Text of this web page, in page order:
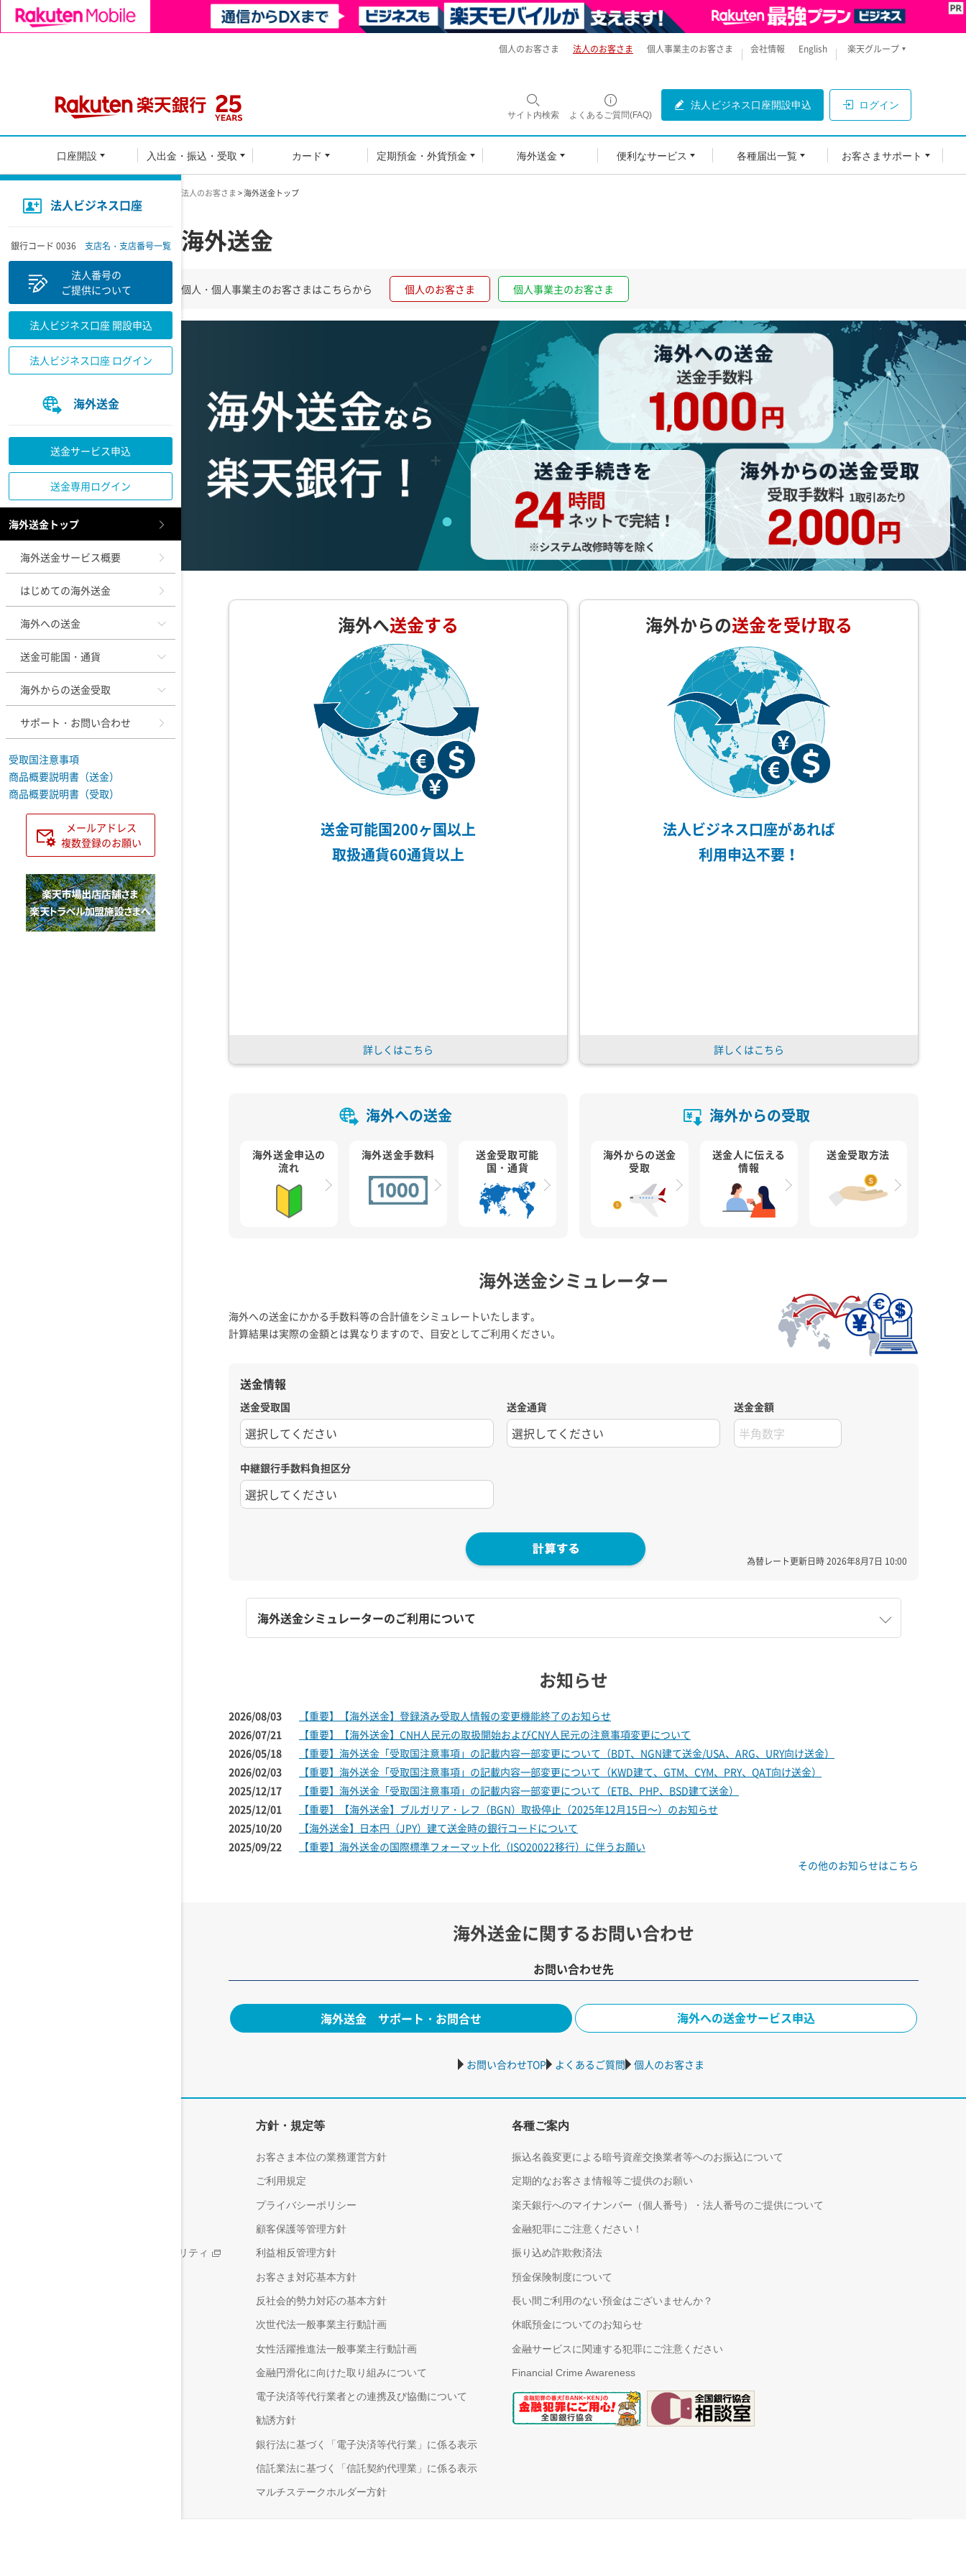
個人のお客さま 法人のお客さま 個人事業主のお客さま 会社情報 English 楽天グループ
サイト内検索 よくあるご質問(FAQ)
法人ビジネス口座開設申込 ログイン
口座開設 入出金・振込・受取 カード 定期預金・外貨預金 海外送金 便利なサービス 各種届出一覧 お客さまサポート
法人ビジネス口座
銀行コード 0036 支店名・支店番号一覧
法人番号の
ご提供について
法人ビジネス口座 開設申込
法人ビジネス口座 ログイン
海外送金
送金サービス申込
送金専用ログイン
海外送金トップ
海外送金サービス概要
はじめての海外送金
海外への送金
送金可能国・通貨
海外からの送金受取
サポート・お問い合わせ
受取国注意事項
商品概要説明書（送金）
商品概要説明書（受取）
メールアドレス
複数登録のお願い
法人のお客さま> 海外送金トップ
海外送金
個人・個人事業主のお客さまはこちらから 個人のお客さま 個人事業主のお客さま
海外へ送金する
送金可能国200ヶ国以上
取扱通貨60通貨以上
詳しくはこちら
海外からの送金を受け取る
法人ビジネス口座があれば
利用申込不要！
詳しくはこちら
海外への送金
海外送金申込の
流れ
海外送金手数料
送金受取可能
国・通貨
海外からの受取
海外からの送金
受取
送金人に伝える
情報
送金受取方法
海外送金シミュレーター
海外への送金にかかる手数料等の合計値をシミュレートいたします。
計算結果は実際の金額とは異なりますので、目安としてご利用ください。
送金情報
送金受取国 送金通貨 送金金額
中継銀行手数料負担区分
為替レート更新日時2026年8月7日 10:00
海外送金シミュレーターのご利用について
お知らせ
2026/08/03
【重要】【海外送金】登録済み受取人情報の変更機能終了のお知らせ
2026/07/21
【重要】【海外送金】CNH人民元の取扱開始およびCNY人民元の注意事項変更について
2026/05/18
【重要】海外送金「受取国注意事項」の記載内容一部変更について（BDT、NGN建て送金/USA、ARG、URY向け送金）
2026/02/03
【重要】海外送金「受取国注意事項」の記載内容一部変更について（KWD建て、GTM、CYM、PRY、QAT向け送金）
2025/12/17
【重要】海外送金「受取国注意事項」の記載内容一部変更について（ETB、PHP、BSD建て送金）
2025/12/01
【重要】【海外送金】ブルガリア・レフ（BGN）取扱停止（2025年12月15日～）のお知らせ
2025/10/20
【海外送金】日本円（JPY）建て送金時の銀行コードについて
2025/09/22
【重要】海外送金の国際標準フォーマット化（ISO20022移行）に伴うお願い
その他のお知らせはこちら
海外送金に関するお問い合わせ
お問い合わせ先
海外送金 サポート・お問合せ 海外への送金サービス申込
お問い合わせTOP よくあるご質問 個人のお客さま
楽天グループのサステナビリティ
方針・規定等
お客さま本位の業務運営方針
ご利用規定
プライバシーポリシー
顧客保護等管理方針
利益相反管理方針
お客さま対応基本方針
反社会的勢力対応の基本方針
次世代法一般事業主行動計画
女性活躍推進法一般事業主行動計画
金融円滑化に向けた取り組みについて
電子決済等代行業者との連携及び協働について
勧誘方針
銀行法に基づく「電子決済等代行業」に係る表示
信託業法に基づく「信託契約代理業」に係る表示
マルチステークホルダー方針
各種ご案内
振込名義変更による暗号資産交換業者等へのお振込について
定期的なお客さま情報等ご提供のお願い
楽天銀行へのマイナンバー（個人番号）・法人番号のご提供について
金融犯罪にご注意ください！
振り込め詐欺救済法
預金保険制度について
長い間ご利用のない預金はございませんか？
休眠預金についてのお知らせ
金融サービスに関連する犯罪にご注意ください
Financial Crime Awareness